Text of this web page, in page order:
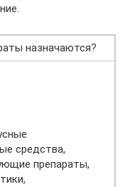
назначаются?
средства,
препараты,